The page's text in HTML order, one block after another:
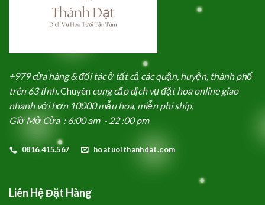
+979 cửa hàng & đối tác ở tất cả các quận, huyện, thành phố
trên 63 tỉnh.Chuyên cung cấp dịch vụ đặt hoa online giao
nhanh với hơn 10000 mẫu hoa, miễn phí ship.
Giờ Mở Cửa : 6:00 am - 22 :00 pm
0816.415.567 hoatuoithanhdat.com
Liên Hệ Đặt Hàng